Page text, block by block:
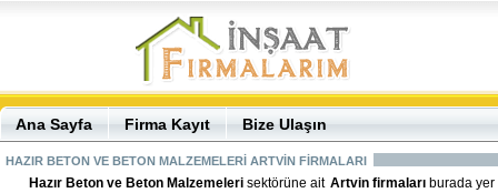
Ana Sayfa Firma Kayıt Bize Ulaşın
HAZIR BETON VE BETON MALZEMELERİ ARTVİN FİRMALARI
Hazır Beton ve Beton Malzemeleri sektörüne ait Artvin firmaları burada yer